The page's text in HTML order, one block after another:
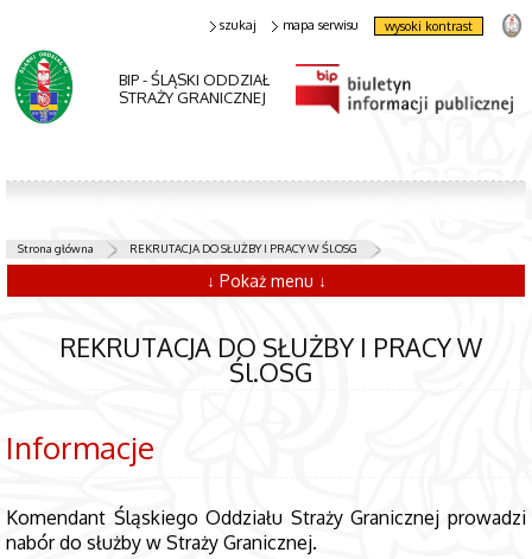
BIP - ŚLĄSKI ODDZIAŁ
STRAŻY GRANICZNEJ
szukaj mapa serwisu wysoki kontrast
Strona główna REKRUTACJA DO SŁUŻBY I PRACY W Śl.OSG
↓ Pokaż menu ↓
REKRUTACJA DO SŁUŻBY I PRACY W
Śl.OSG
Informacje
Komendant Śląskiego Oddziału Straży Granicznej prowadzi
nabór do służby w Straży Granicznej.